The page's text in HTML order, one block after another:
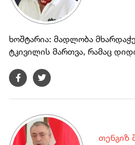
ხოშტარია: მადლობა
ტკივილის მართვა, რამაც
თენგიზ